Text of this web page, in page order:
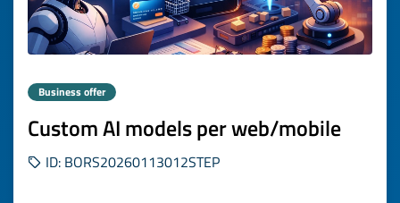
Business offer
Custom AI models per web/mobile
ID: BORS20260113012STEP